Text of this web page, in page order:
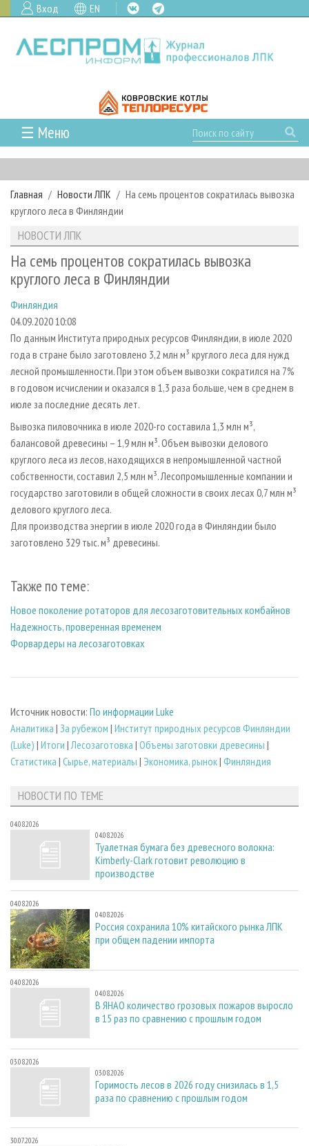
Вход EN
☰ Меню
ГЛАВНАЯ
РУБРИКИ И ТЕМЫ
РУБРИКИ ЖУРНАЛА
ЛЕСОЗАГОТОВКА
ЛЕСОПИЛЕНИЕ
СУШКА ДРЕВЕСИНЫ
ПРОИЗВОДСТВО ДРЕВЕСНЫХ ПЛИТ
ДЕРЕВЯННОЕ ДОМОСТРОЕНИЕ
ПРОИЗВОДСТВО МЕБЕЛИ
БИОЭНЕРГЕТИКА
ЦБП
ИНСТРУМЕНТ И МАТЕРИАЛЫ
НОВОСТИ
НОВОСТИ ЛПК
НОВОСТИ ЖУРНАЛА
ПРОЕКТЫ ЛПИ
АНАЛИТИКА
ПРЕДПРИЯТИЯ ЛПК
ПЕРСОНЫ
МОБИЛЬНЫЕ ВЫСТАВКИ
ОФИЦИАЛЬНЫЕ ДЕЛЕГАЦИИ
ПРИОРИТЕТНЫЕ ИНВЕСТПРОЕКТЫ
RUSSIAN FORESTRY REVIEW
ГАЗЕТА ЛЕСПРОМФОРУМ
БИБЛИОТЕКА СПЕЦИАЛИСТА
АРХИВ ЖУРНАЛОВ
О ЖУРНАЛЕ
КОНТАКТЫ
РЕКЛАМОДАТЕЛЯМ
РЕКЛАМА
РЕКЛАМА НА САЙТЕ
Главная Новости ЛПК
На семь процентов сократилась вывозка
круглого леса в Финляндии
НОВОСТИ ЛПК
На семь процентов сократилась вывозка
круглого леса в Финляндии
Финляндия
04.09.2020 10:08
По данным Института природных ресурсов Финляндии, в июле 2020
года в стране было заготовлено 3,2 млн м³ круглого леса для нужд
лесной промышленности. При этом объем вывозки сократился на 7%
в годовом исчислении и оказался в 1,3 раза больше, чем в среднем в
июле за последние десять лет.
Вывозка пиловочника в июле 2020-го составила 1,3 млн м³,
балансовой древесины – 1,9 млн м³. Объем вывозки делового
круглого леса из лесов, находящихся в непромышленной частной
собственности, составил 2,5 млн м³. Лесопромышленные компании и
государство заготовили в общей сложности в своих лесах 0,7 млн м³
делового круглого леса.
Для производства энергии в июле 2020 года в Финляндии было
заготовлено 329 тыс. м³ древесины.
Также по теме:
Новое поколение ротаторов для лесозаготовительных комбайнов
Надежность, проверенная временем
Форвардеры на лесозаготовках
Источник новости: По информации Luke
Аналитика | За рубежом | Институт природных ресурсов Финляндии
(Luke) | Итоги | Лесозаготовка | Объемы заготовки древесины |
Статистика | Сырье, материалы | Экономика, рынок| Финляндия
НОВОСТИ ПО ТЕМЕ
04.08.2026
04.08.2026
Туалетная бумага без древесного волокна:
Kimberly-Clark готовит революцию в
производстве
04.08.2026
04.08.2026
Россия сохранила 10% китайского рынка ЛПК
при общем падении импорта
04.08.2026
04.08.2026
В ЯНАО количество грозовых пожаров выросло
в 15 раз по сравнению с прошлым годом
03.08.2026
03.08.2026
Горимость лесов в 2026 году снизилась в 1,5
раза по сравнению с прошлым годом
30.07.2026